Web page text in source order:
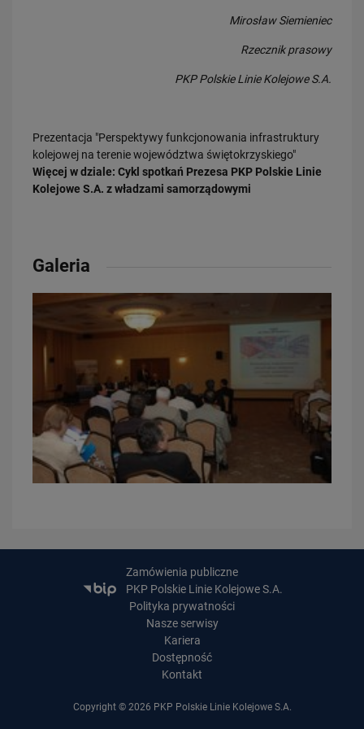
Mirosław Siemieniec
Rzecznik prasowy
PKP Polskie Linie Kolejowe S.A.
Prezentacja "Perspektywy funkcjonowania infrastruktury
kolejowej na terenie województwa świętokrzyskiego"
Więcej w dziale: Cykl spotkań Prezesa PKP Polskie Linie
Kolejowe S.A. z władzami samorządowymi
Galeria
umowa na…
PRZECZYTAJ
PLK SA, Politechnika Białostocka i Instytut Kolejnictwa łączą siły dla…
PRZECZYTAJ
Zamówienia publiczne
PKP Polskie Linie Kolejowe S.A.
Polityka prywatności
Nasze serwisy
Kariera
Dostępność
Kontakt
Copyright © 2026 PKP Polskie Linie Kolejowe S.A.